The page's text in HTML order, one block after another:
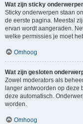
Wat zijn sticky
Sticky onderwerpen staan
de eerste pagina. Meestal
ervan wordt aangeraden.
welke permissies je moet
Omhoog
Wat zijn gesloten
Zowel moderators als
langer antwoorden op deze
deze automatisch.
worden.
Omhoog